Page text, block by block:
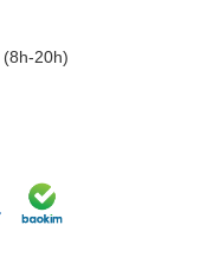
(8h-20h)